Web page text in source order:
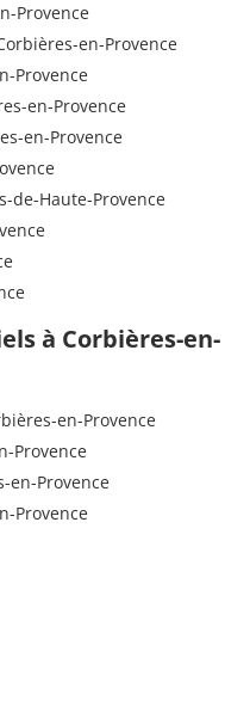
Provence
en-Provence
Provence
en-Provence
en-Provence
de-Haute-Provence
à Corbières-en-
en-Provence
Provence
en-Provence
Provence